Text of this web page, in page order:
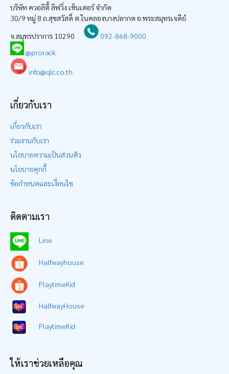
บริษัท ควอลิตี้ ลิฟวิ่ง เซ็นเตอร์ จำกัด
30/9 หมู่ 8 ถ.สุขสวัสดิ์ ต.ในคลองบางปลากด อ.พระสมุทรเจดีย์
จ.สมุทรปราการ 10290
092-868-9000
@prorack
info@qlc.co.th
เกี่ยวกับเรา
เกี่ยวกับเรา
ร่วมงานกับเรา
นโยบายความเป็นส่วนตัว
นโยบายคุกกี้
ข้อกำหนดและเงื่อนไข
ติดตามเรา
Line
Halfwayhouse
PlaytimeKid
HalfwayHouse
PlaytimeKid
ให้เราช่วยเหลือคุณ